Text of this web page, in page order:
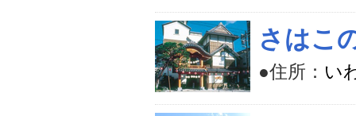
さはこ
●住所： い